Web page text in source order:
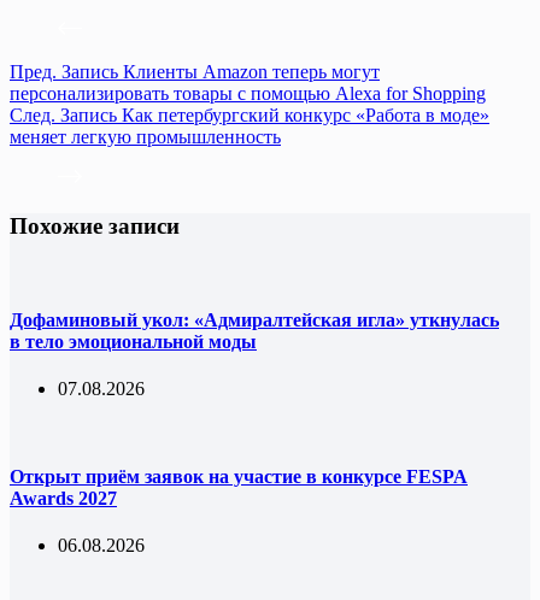
Пред. Запись Клиенты Amazon теперь могут
персонализировать товары с помощью Alexa for Shopping
След. Запись Как петербургский конкурс «Работа в моде»
меняет легкую промышленность
Похожие записи
Дофаминовый укол: «Адмиралтейская игла» уткнулась
в тело эмоциональной моды
07.08.2026
Открыт приём заявок на участие в конкурсе FESPA
Awards 2027
06.08.2026